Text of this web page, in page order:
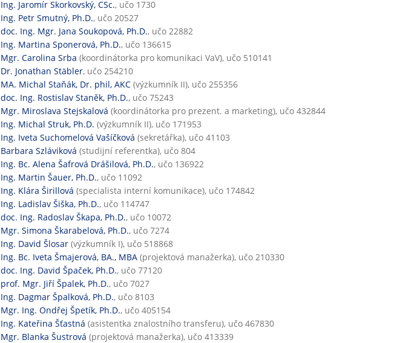
Ing. Jaromír Skorkovský, CSc., učo 1730
Ing. Petr Smutný, Ph.D., učo 20527
doc. Ing. Mgr. Jana Soukopová, Ph.D., učo 22882
Ing. Martina Sponerová, Ph.D., učo 136615
Mgr. Carolina Srba (koordinátorka pro komunikaci VaV), učo 510141
Dr. Jonathan Stäbler, učo 254210
MA. Michal Staňák, Dr. phil, AKC (výzkumník II), učo 255356
doc. Ing. Rostislav Staněk, Ph.D., učo 75243
Mgr. Miroslava Stejskalová
(koordinátorka pro prezent. a marketing), učo 432844
Ing. Michal Struk, Ph.D. (výzkumník II), učo 171953
Ing. Iveta Suchomelová Vašíčková (sekretářka), učo 41103
Barbara Szláviková (studijní referentka), učo 804
Ing. Bc. Alena Šafrová Drášilová, Ph.D., učo 136922
Ing. Martin Šauer, Ph.D., učo 11092
Ing. Klára Širillová (specialista interní komunikace), učo 174842
Ing. Ladislav Šiška, Ph.D., učo 114747
doc. Ing. Radoslav Škapa, Ph.D., učo 10072
Mgr. Simona Škarabelová, Ph.D., učo 7274
Ing. David Šlosar (výzkumník I), učo 518868
Ing. Bc. Iveta Šmajerová, BA., MBA (projektová manažerka), učo 210330
doc. Ing. David Špaček, Ph.D., učo 77120
prof. Mgr. Jiří Špalek, Ph.D., učo 7027
Ing. Dagmar Špalková, Ph.D., učo 8103
Mgr. Ing. Ondřej Špetík, Ph.D., učo 405154
Ing. Kateřina Šťastná (asistentka znalostního transferu), učo 467830
Mgr. Blanka Šustrová (projektová manažerka), učo 413339